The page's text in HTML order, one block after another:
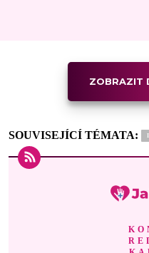
ZOBRAZIT
SOUVISEJÍCÍ TÉMATA: